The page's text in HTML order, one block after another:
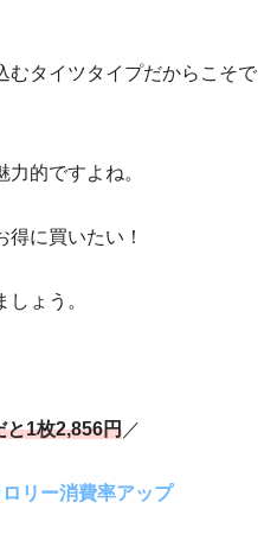
むタイツタイプだからこそで
的ですよね。
に買いたい！
ょう。
と1枚2,856円 ／
ロリー消費率アップ